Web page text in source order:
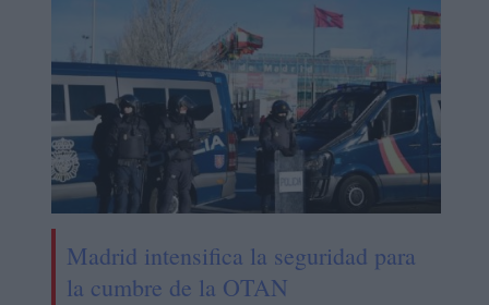
Madrid intensifica la seguridad para
la cumbre de la OTAN